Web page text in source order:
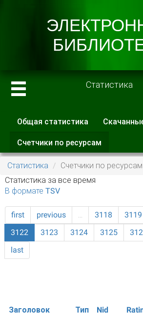
Статистика
Главные вкладки
Общая статистика
Счетчики по ресурсам
вкладка)
Статистика
Счетчики по ресурсам
Статистика за все время
В формате TSV
first previous … 3118 3119
3122
3123 3124 3125
last
Заголовок Тип Nid